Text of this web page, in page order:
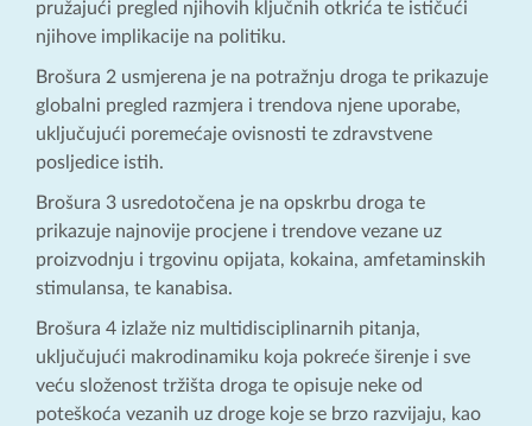
pružajući pregled njihovih ključnih otkrića te ističući
njihove implikacije na politiku.
Brošura 2 usmjerena je na potražnju droga te prikazuje
globalni pregled razmjera i trendova njene uporabe,
uključujući poremećaje ovisnosti te zdravstvene
posljedice istih.
Brošura 3 usredotočena je na opskrbu droga te
prikazuje najnovije procjene i trendove vezane uz
proizvodnju i trgovinu opijata, kokaina, amfetaminskih
stimulansa, te kanabisa.
Brošura 4 izlaže niz multidisciplinarnih pitanja,
uključujući makrodinamiku koja pokreće širenje i sve
veću složenost tržišta droga te opisuje neke od
poteškoća vezanih uz droge koje se brzo razvijaju, kao